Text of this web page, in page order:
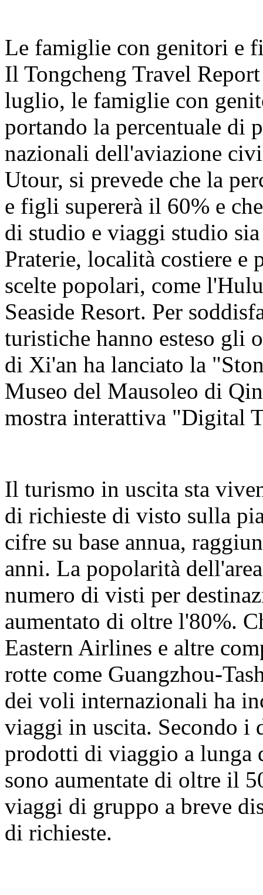
Le famiglie con genitori e
Il Tongcheng Travel
luglio, le famiglie con
portando la percentuale di
nazionali dell'aviazione
Utour, si prevede che la
e figli supererà il 60% e
di studio e viaggi studio
Praterie, località costiere e
scelte popolari, come
Seaside Resort. Per
turistiche hanno esteso gli
di Xi'an ha lanciato la
Museo del Mausoleo di
mostra interattiva "Digital
Il turismo in uscita sta
di richieste di visto sulla
cifre su base annua,
anni. La popolarità
numero di visti per
aumentato di oltre l'80%.
Eastern Airlines e altre
rotte come Guangzhou-
dei voli internazionali ha
viaggi in uscita. Secondo
prodotti di viaggio a lunga
sono aumentate di oltre il
viaggi di gruppo a breve
di richieste.